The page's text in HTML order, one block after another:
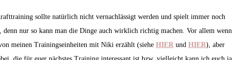
sollte natürlich nicht vernachlässigt werden und spielt immer noch
nur so kann man die Dinge auch wirklich richtig machen. Vor allem wenn
meinen Trainingseinheiten mit Niki erzählt (siehe HIER und HIER), aber